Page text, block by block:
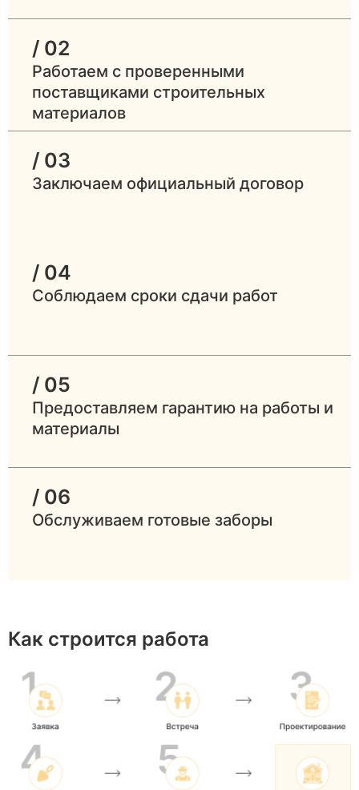
/ 02
Работаем с проверенными
поставщиками строительных
материалов
/ 03
Заключаем официальный договор
/ 04
Соблюдаем сроки сдачи работ
/ 05
Предоставляем гарантию на работы и
материалы
/ 06
Обслуживаем готовые заборы
Как строится работа